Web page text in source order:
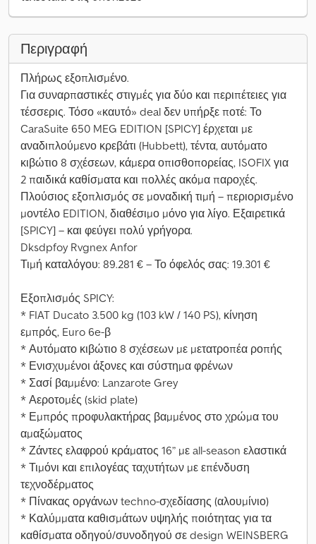
Περιγραφή
Πλήρως εξοπλισμένο.
Για συναρπαστικές στιγμές για δύο και περιπέτειες για
τέσσερις. Τόσο «καυτό» deal δεν υπήρξε ποτέ: Το
CaraSuite 650 MEG EDITION [SPICY] έρχεται με
αναδιπλούμενο κρεβάτι (Hubbett), τέντα, αυτόματο
κιβώτιο 8 σχέσεων, κάμερα οπισθοπορείας, ISOFIX για
2 παιδικά καθίσματα και πολλές ακόμα παροχές.
Πλούσιος εξοπλισμός σε μοναδική τιμή – περιορισμένο
μοντέλο EDITION, διαθέσιμο μόνο για λίγο. Εξαιρετικά
[SPICY] – και φεύγει πολύ γρήγορα.
Dksdpfoy Rvgnex Anfor
Τιμή καταλόγου: 89.281 € – Το όφελός σας: 19.301 €
Εξοπλισμός SPICY:
* FIAT Ducato 3.500 kg (103 kW / 140 PS), κίνηση
εμπρός, Euro 6e-β
* Αυτόματο κιβώτιο 8 σχέσεων με μετατροπέα ροπής
* Ενισχυμένοι άξονες και σύστημα φρένων
* Σασί βαμμένο: Lanzarote Grey
* Αεροτομές (skid plate)
* Εμπρός προφυλακτήρας βαμμένος στο χρώμα του
αμαξώματος
* Ζάντες ελαφρού κράματος 16” με all-season ελαστικά
* Τιμόνι και επιλογέας ταχυτήτων με επένδυση
τεχνοδέρματος
* Πίνακας οργάνων techno-σχεδίασης (αλουμίνιο)
* Καλύμματα καθισμάτων υψηλής ποιότητας για τα
καθίσματα οδηγού/συνοδηγού σε design WEINSBERG